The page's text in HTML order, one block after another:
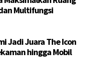
Multifungsi
Jadi Juara The Icon
hingga Mobil